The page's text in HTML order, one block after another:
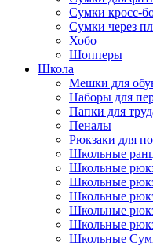
Сумки кросс-
Сумки через
Хобо
Шопперы
Школа
Мешки для
Наборы для
Папки для
Пеналы
Рюкзаки для
Школьные
Школьные
Школьные
Школьные
Школьные
Школьные
Школьные